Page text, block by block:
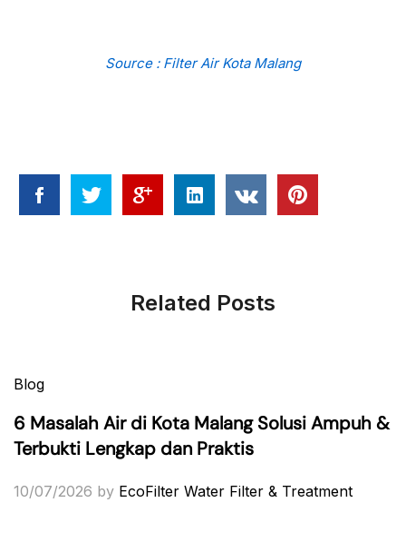
Source : Filter Air Kota Malang
Related Posts
Blog
6 Masalah Air di Kota Malang Solusi Ampuh &
Terbukti Lengkap dan Praktis
10/07/2026 by EcoFilter Water Filter & Treatment